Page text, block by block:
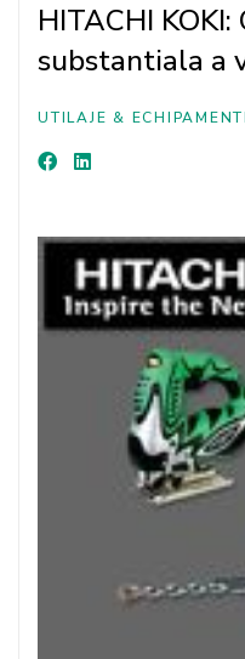
HITACHI
substantiala a
UTILAJE &